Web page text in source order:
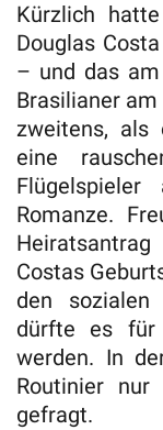
Kürzlich
Douglas
– und das
Brasilianer
zweitens, als
eine
Romanze.
Costas
den sozialen
dürfte es für
werden. In
Routinier
gefragt.